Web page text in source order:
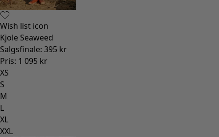
Wish list icon
Kjole Seaweed
Salgsfinale: 395 kr
Pris: 1 095 kr
XS
S
M
L
XL
XXL